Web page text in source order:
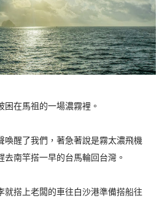
在馬祖的一場濃霧裡。
喚醒了我們，著急著說是霧太濃飛機
南竿搭一早的台馬輪回台灣。
就搭上老闆的車往白沙港準備搭船往